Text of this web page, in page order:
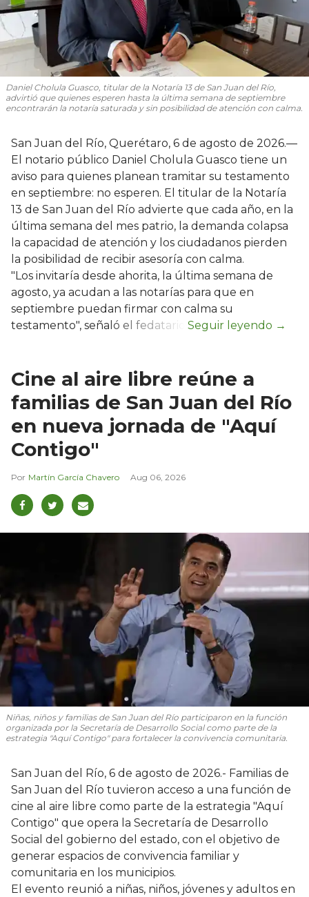
Daniel Cholula Guasco, titular de la Notaría 13 de San Juan del Río,
advirtió que quienes esperen hasta la última semana de septiembre
encontrarán la notaría saturada y sin posibilidad de atención con calma.
San Juan del Río, Querétaro, 6 de agosto de 2026.—
El notario público Daniel Cholula Guasco tiene un
aviso para quienes planean tramitar su testamento
en septiembre: no esperen. El titular de la Notaría
13 de San Juan del Río advierte que cada año, en la
última semana del mes patrio, la demanda colapsa
la capacidad de atención y los ciudadanos pierden
la posibilidad de recibir asesoría con calma.
"Los invitaría desde ahorita, la última semana de
agosto, ya acudan a las notarías para que en
septiembre puedan firmar con calma su
testamento", señaló el fedatario.
Cine al aire libre reúne a
familias de San Juan del Río
en nueva jornada de "Aquí
Contigo"
Martín García Chavero Aug 06, 2026
Niñas, niños y familias de San Juan del Río participaron en la función
organizada por la Secretaría de Desarrollo Social como parte de la
estrategia "Aquí Contigo" para fortalecer la convivencia comunitaria.
San Juan del Río, 6 de agosto de 2026.- Familias de
San Juan del Río tuvieron acceso a una función de
cine al aire libre como parte de la estrategia "Aquí
Contigo" que opera la Secretaría de Desarrollo
Social del gobierno del estado, con el objetivo de
generar espacios de convivencia familiar y
comunitaria en los municipios.
El evento reunió a niñas, niños, jóvenes y adultos en